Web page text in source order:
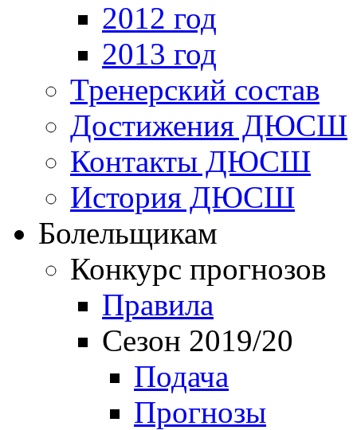
2012 год
2013 год
Тренерский состав
Достижения ДЮСШ
Контакты ДЮСШ
История ДЮСШ
Болельщикам
Конкурс прогнозов
Правила
Сезон 2019/20
Подача
Прогнозы